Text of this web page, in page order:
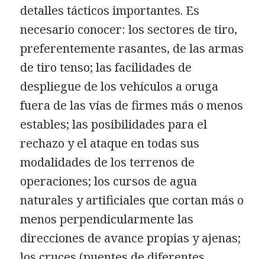
detalles tácticos importantes. Es
necesario conocer: los sectores de tiro,
preferentemente rasantes, de las armas
de tiro tenso; las facilidades de
despliegue de los vehículos a oruga
fuera de las vías de firmes más o menos
estables; las posibilidades para el
rechazo y el ataque en todas sus
modalidades de los terrenos de
operaciones; los cursos de agua
naturales y artificiales que cortan más o
menos perpendicularmente las
direcciones de avance propias y ajenas;